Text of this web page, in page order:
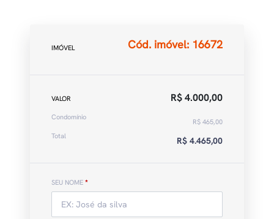
IMÓVEL Cód. imóvel: 16672
VALOR R$ 4.000,00
Condomínio
R$ 465,00
Total
R$ 4.465,00
SEU NOME *